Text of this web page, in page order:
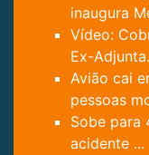
inaugura
Vídeo:
Ex-
Avião cai
pessoas
Sobe para
acidente ...